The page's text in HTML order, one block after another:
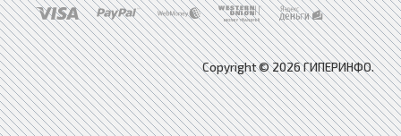
Copyright © 2026 ГИПЕРИНФО.